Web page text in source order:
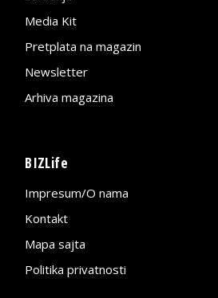
Media Kit
Pretplata na magazin
Newsletter
Arhiva magazina
BIZLife
Impresum/O nama
Kontakt
Mapa sajta
Politika privatnosti